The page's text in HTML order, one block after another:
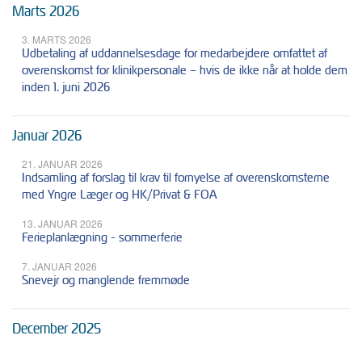
Marts 2026
3. MARTS 2026
Udbetaling af uddannelsesdage for medarbejdere omfattet af
overenskomst for klinikpersonale – hvis de ikke når at holde dem
inden 1. juni 2026
Januar 2026
21. JANUAR 2026
Indsamling af forslag til krav til fornyelse af overenskomsterne
med Yngre Læger og HK/Privat & FOA
13. JANUAR 2026
Ferieplanlægning - sommerferie
7. JANUAR 2026
Snevejr og manglende fremmøde
December 2025